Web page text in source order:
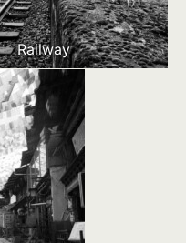
Railway